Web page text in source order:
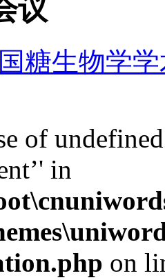
议
糖生物学
of
in
on